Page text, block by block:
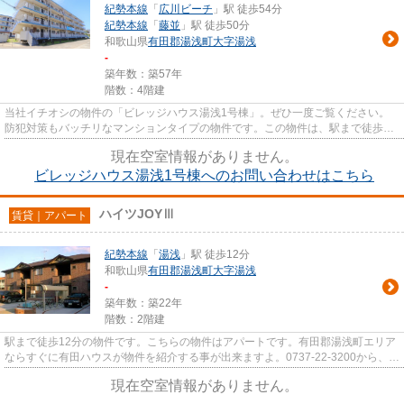
紀勢本線 「 広川ビーチ 」駅 徒歩54分
紀勢本線 「 藤並 」駅 徒歩50分
和歌山県有田郡湯浅町大字湯浅
-
築年数：築57年
階数：4階建
当社イチオシの物件の「ビレッジハウス湯浅1号棟」。ぜひ一度ご覧ください。
防犯対策もバッチリなマンションタイプの物件です。この物件は、駅まで徒歩13
現在空室情報がありません。
ビレッジハウス湯浅1号棟へのお問い合わせはこちら
賃貸｜アパート ハイツJOYⅢ
紀勢本線 「 湯浅 」駅 徒歩12分
和歌山県有田郡湯浅町大字湯浅
-
築年数：築22年
階数：2階建
駅まで徒歩12分の物件です。こちらの物件はアパートです。有田郡湯浅町エリア
ならすぐに有田ハウスが物件を紹介する事が出来ますよ。0737-22-3200から、物
現在空室情報がありません。